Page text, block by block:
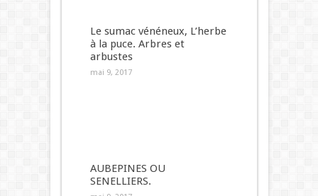
Le sumac vénéneux, L’herbe
à la puce. Arbres et
arbustes
mai 9, 2017
AUBEPINES OU
SENELLIERS.